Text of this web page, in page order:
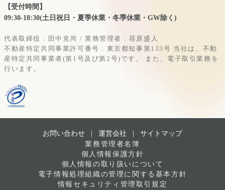
【受付時間】
09:30-18:30(土日祝日・夏季休業・冬季休業・GW除く)
代表取締役 : 田中克尚 / 業務管理者 : 荏原盛人
不動産特定共同事業許可番号 : 東京都知事第133号 当社は、不動
産特定共同事業者(第1号及び第2号)です。
また、電子取引業務を
行います。
お問い合わせ | 運営会社
サイトマップ
業務管理者名簿
個人情報保護方針
個人情報の取り扱いについて
電子情報処理組織の管理に関する基本方針
情報セキュリティ管理取引規定